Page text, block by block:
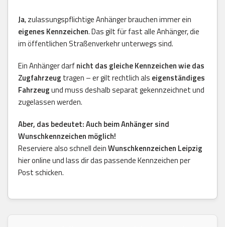
Ja, zulassungspflichtige Anhänger brauchen immer ein
eigenes Kennzeichen. Das gilt für fast alle Anhänger, die
im öffentlichen Straßenverkehr unterwegs sind.
Ein Anhänger darfnicht das gleiche Kennzeichen wie das
Zugfahrzeug tragen – er gilt rechtlich als eigenständiges
Fahrzeugund muss deshalb separat gekennzeichnet und
zugelassen werden.
Aber, das bedeutet: Auch beim Anhänger sind
Wunschkennzeichen möglich!
Reserviere also schnell deinWunschkennzeichen Leipzig
hier online und lass dir das passende Kennzeichen per
Post schicken.